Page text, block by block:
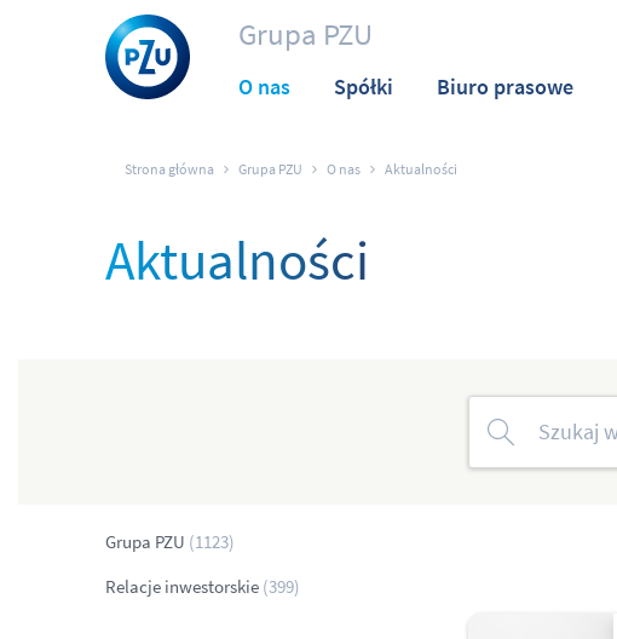
Grupa PZU
O nas Spółki Biuro prasowe
Strona główna Grupa PZU O nas Aktualności
Aktualności
Grupa PZU (1123)
Relacje inwestorskie (399)